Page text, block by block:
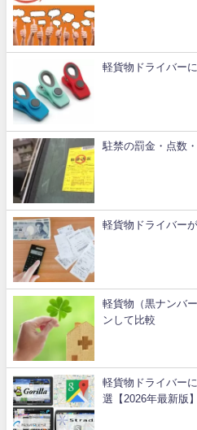
軽貨物ドライバー
駐禁の罰金・点数
軽貨物ドライバー
軽貨物（黒ナンバ
ンして比較
軽貨物ドライバー
選【2026年最新版】